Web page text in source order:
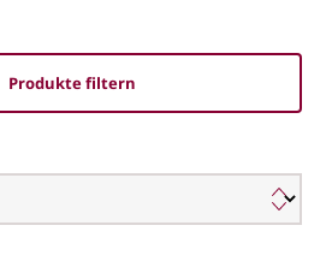
Produkte filtern